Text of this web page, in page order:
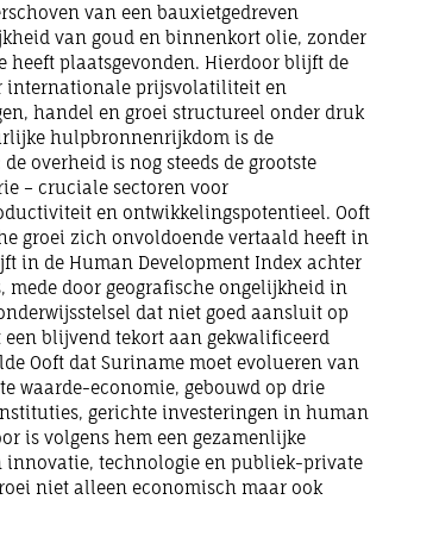
van een bauxietgedreven
van goud en binnenkort olie, zonder
heeft plaatsgevonden. Hierdoor blijft de
internationale prijsvolatiliteit en
handel en groei structureel onder druk
hulpbronnenrijkdom is de
overheid is nog steeds de grootste
– cruciale sectoren voor
en ontwikkelingspotentieel. Ooft
groei zich onvoldoende vertaald heeft in
in de Human Development Index achter
door geografische ongelijkheid in
dat niet goed aansluit op
blijvend tekort aan gekwalificeerd
Ooft dat Suriname moet evolueren van
waarde-economie, gebouwd op drie
gerichte investeringen in human
is volgens hem een gezamenlijke
technologie en publiek-private
niet alleen economisch maar ook